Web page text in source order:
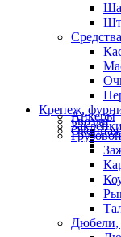
Крепеж,Анкеры
Гвозди
Заклепки
Оконная
Дюбели,